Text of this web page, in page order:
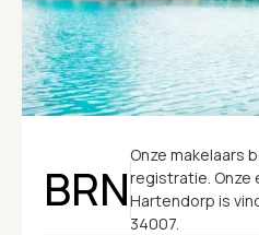
BRN
Onze makelaars
registratie. Onze
Hartendorp is
34007.